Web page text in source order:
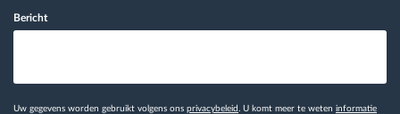
Bericht
Uw gegevens worden gebruikt volgens ons privacybeleid . U komt meer te weten informatie